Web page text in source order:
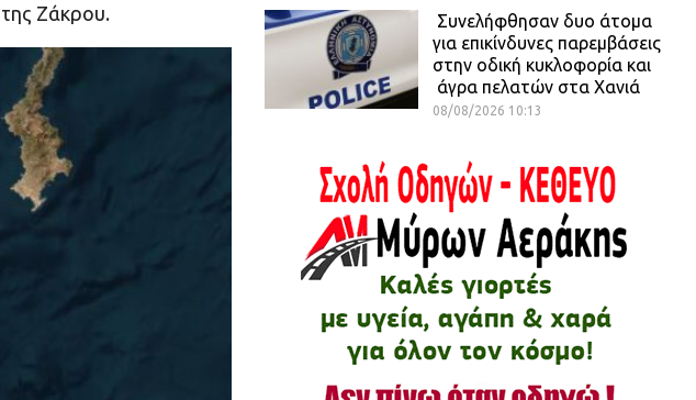
της Ζάκρου.
Συνελήφθησαν δυο άτομα
για επικίνδυνες παρεμβάσεις
στην οδική κυκλοφορία και
άγρα πελατών στα Χανιά
08/08/2026 10:13